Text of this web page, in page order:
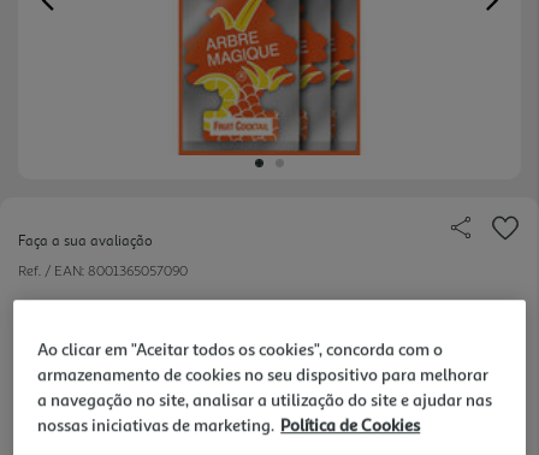
Previous
Faça a sua avaliação
Ref. / EAN: 8001365057090
ambientadores para carros mais vendido. É o único
que oferece uma escolha ampla e o único que
garante uma frescura natural até 7 semanas.
mais
Ao clicar em "Aceitar todos os cookies", concorda com o
armazenamento de cookies no seu dispositivo para melhorar
a navegação no site, analisar a utilização do site e ajudar nas
nossas iniciativas de marketing. Política de Cookies